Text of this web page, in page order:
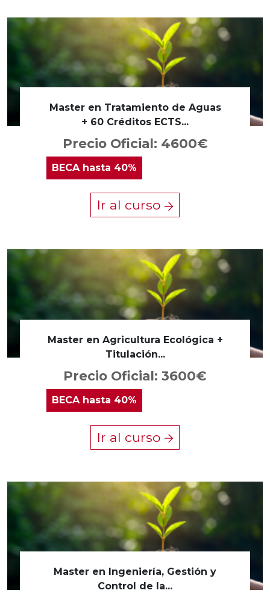
Master en Tratamiento de Aguas
+ 60 Créditos ECTS...
Precio Oficial: 4600€
BECAhasta 40%
Ir al curso
Master en Agricultura Ecológica +
Titulación...
Precio Oficial: 3600€
BECA hasta 40%
Ir al curso
Master en Ingeniería, Gestión y
Control de la...